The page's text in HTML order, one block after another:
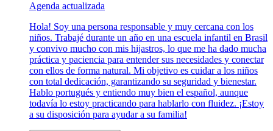
Agenda actualizada
Hola! Soy una persona responsable y muy cercana con los
niños. Trabajé durante un año en una escuela infantil en Brasil
y convivo mucho con mis hijastros, lo que me ha dado mucha
práctica y paciencia para entender sus necesidades y conectar
con ellos de forma natural. Mi objetivo es cuidar a los niños
con total dedicación, garantizando su seguridad y bienestar.
Hablo portugués y entiendo muy bien el español, aunque
todavía lo estoy practicando para hablarlo con fluidez. ¡Estoy
a su disposición para ayudar a su familia!